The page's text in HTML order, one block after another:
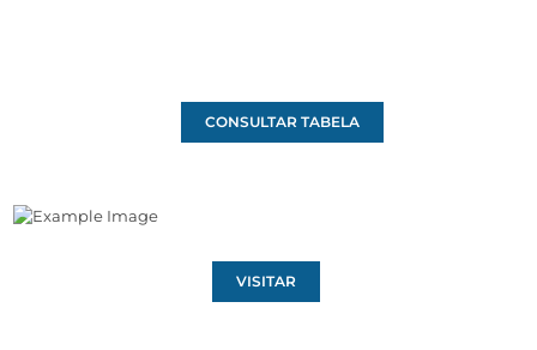
CONSULTAR TABELA
VISITAR